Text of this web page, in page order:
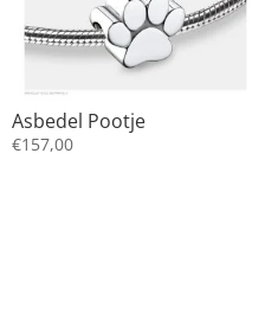
Asbedel Pootje
€157,00